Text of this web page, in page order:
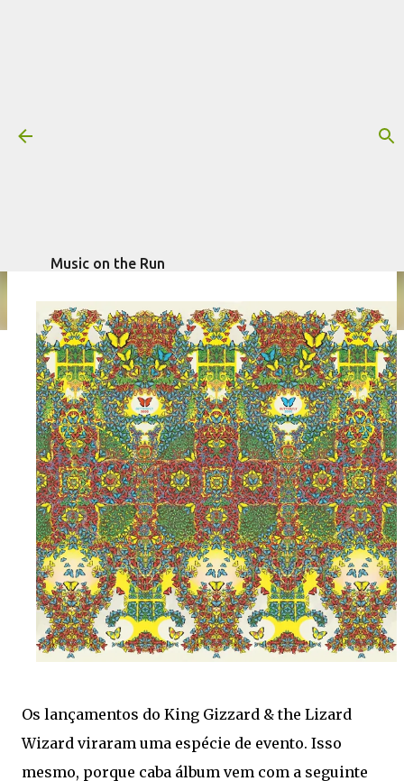
Music on the Run
Resenha: King Gizzard and the
Os lançamentos do King Gizzard & the Lizard
Wizard viraram uma espécie de evento. Isso
mesmo, porque caba álbum vem com a seguinte